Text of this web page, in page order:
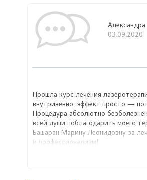
Александра
03.09.2020
Прошла курс лечения
внутривенно, эффект просто —
Процедура абсолютно
всей души поблагодарить моего
Башаран Марину Леонидовну за
и профессионализм!